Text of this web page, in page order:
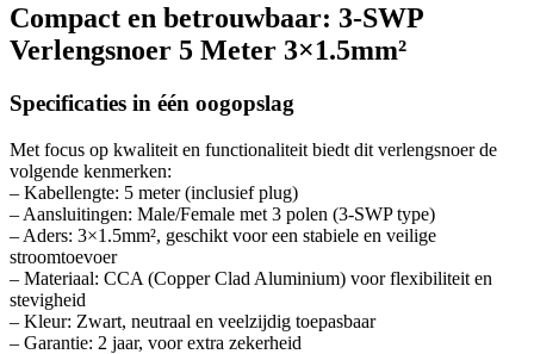
Compact en betrouwbaar: 3-SWP
Verlengsnoer 5 Meter 3×1.5mm²
Specificaties in één oogopslag
Met focus op kwaliteit en functionaliteit biedt dit verlengsnoer de
volgende kenmerken:
– Kabellengte: 5 meter (inclusief plug)
– Aansluitingen: Male/Female met 3 polen (3-SWP type)
– Aders: 3×1.5mm², geschikt voor een stabiele en veilige
stroomtoevoer
– Materiaal: CCA (Copper Clad Aluminium) voor flexibiliteit en
stevigheid
– Kleur: Zwart, neutraal en veelzijdig toepasbaar
– Garantie: 2 jaar, voor extra zekerheid